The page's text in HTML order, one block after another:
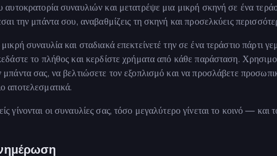
αυτοκρατορία συναυλιών και μετατρέψε μια μικρή σκηνή σε ένα
την μπάντα σου, αναβαθμίζεις τη σκηνή και προσελκύεις
συναυλία και σταδιακά επεκτείνετέ την σε ένα τεράστιο πάρτι
το πλήθος και κερδίστε χρήματα από κάθε παράσταση.
μπάντα σας, να βελτιώσετε τον εξοπλισμό και να προσλάβετε
αποτελεσματικά.
γίνονται οι συναυλίες σας, τόσο μεγαλύτερο γίνεται το κοινό —